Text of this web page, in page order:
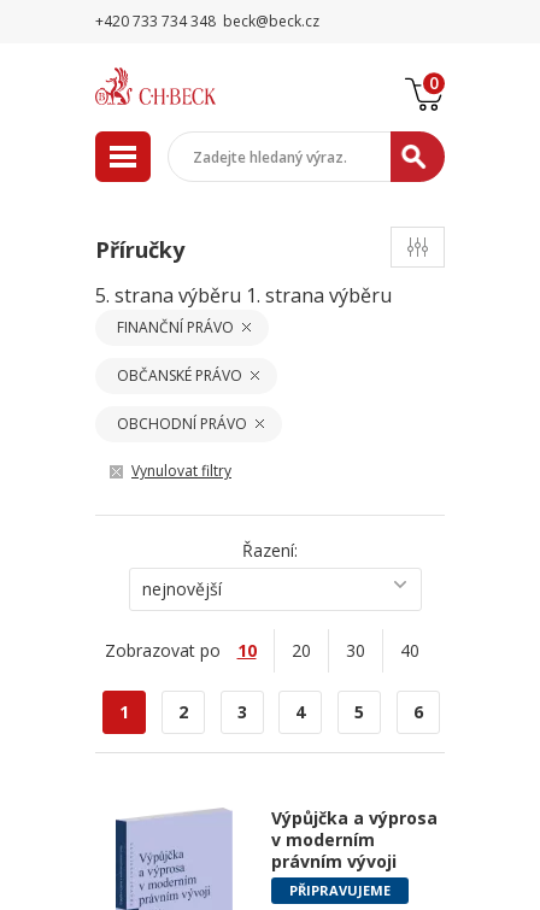
+420 733 734 348 beck@beck.cz
0
Příručky
5. strana výběru 1. strana výběru
FINANČNÍ PRÁVO
OBČANSKÉ PRÁVO
OBCHODNÍ PRÁVO
Vynulovat filtry
Řazení:
nejnovější
Zobrazovat po 10 20 30 40
1 2 3 4 5 6
Výpůjčka a výprosa
v moderním
právním vývoji
PŘIPRAVUJEME